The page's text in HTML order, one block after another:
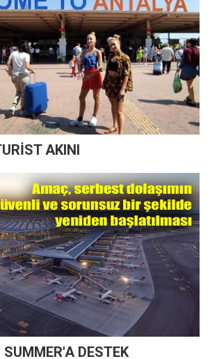
AKINI
DESTEK